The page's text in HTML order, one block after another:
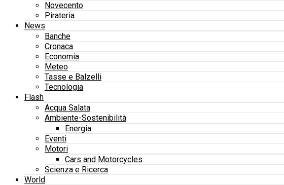
Novecento
Pirateria
News
Banche
Cronaca
Economia
Meteo
Tasse e Balzelli
Tecnologia
Flash
Acqua Salata
Ambiente-Sostenibilità
Energia
Eventi
Motori
Cars and Motorcycles
Scienza e Ricerca
World